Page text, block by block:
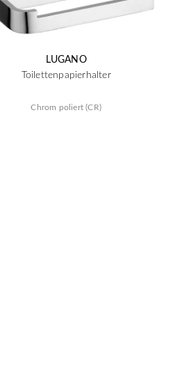
LUGANO
Toilettenpapierhalter
Chrom poliert (CR)